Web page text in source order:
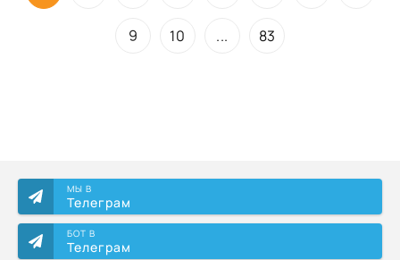
МЫ В
Телеграм
БОТ В
Телеграм
9 10 ... 83